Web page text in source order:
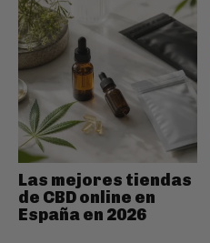
Las mejores tiendas
de CBD online en
España en 2026